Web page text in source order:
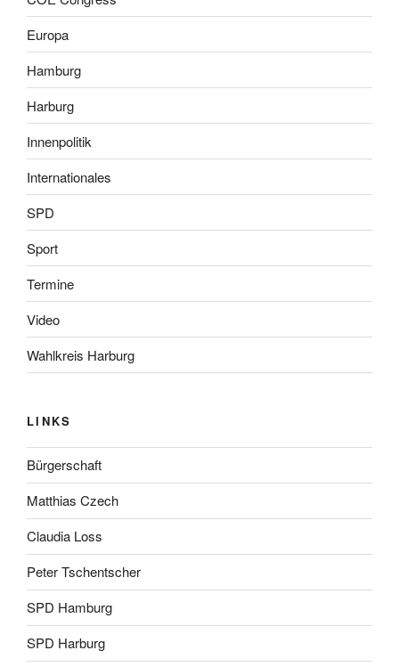
Europa
Hamburg
Harburg
Innenpolitik
Internationales
SPD
Sport
Termine
Video
Wahlkreis Harburg
LINKS
Bürgerschaft
Matthias Czech
Claudia Loss
Peter Tschentscher
SPD Hamburg
SPD Harburg